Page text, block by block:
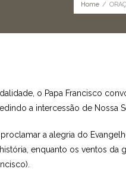
Home /
o Papa Francisco
a intercessão de Nossa
a alegria do
enquanto os ventos da